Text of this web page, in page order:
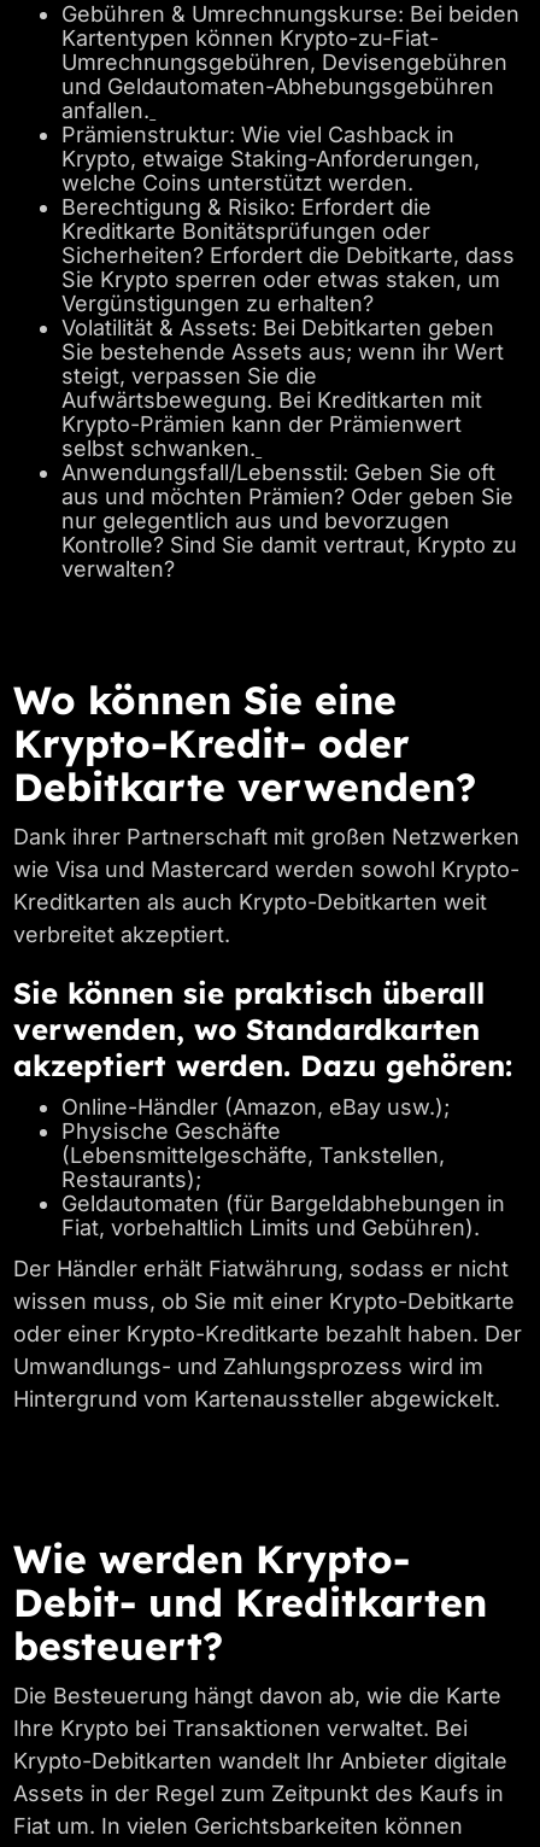
Gebühren & Umrechnungskurse: Bei beiden
Kartentypen können Krypto-zu-Fiat-
Umrechnungsgebühren, Devisengebühren
und Geldautomaten-Abhebungsgebühren
anfallen.
Prämienstruktur: Wie viel Cashback in
Krypto, etwaige Staking-Anforderungen,
welche Coins unterstützt werden.
Berechtigung & Risiko: Erfordert die
Kreditkarte Bonitätsprüfungen oder
Sicherheiten? Erfordert die Debitkarte, dass
Sie Krypto sperren oder etwas staken, um
Vergünstigungen zu erhalten?
Volatilität & Assets: Bei Debitkarten geben
Sie bestehende Assets aus; wenn ihr Wert
steigt, verpassen Sie die
Aufwärtsbewegung. Bei Kreditkarten mit
Krypto-Prämien kann der Prämienwert
selbst schwanken.
Anwendungsfall/Lebensstil: Geben Sie oft
aus und möchten Prämien? Oder geben Sie
nur gelegentlich aus und bevorzugen
Kontrolle? Sind Sie damit vertraut, Krypto zu
verwalten?
Wo können Sie eine
Krypto-Kredit- oder
Debitkarte verwenden?
Dank ihrer Partnerschaft mit großen Netzwerken
wie Visa und Mastercard werden sowohl Krypto-
Kreditkarten als auch Krypto-Debitkarten weit
verbreitet akzeptiert.
Sie können sie praktisch überall
verwenden, wo Standardkarten
akzeptiert werden. Dazu gehören:
Online-Händler (Amazon, eBay usw.);
Physische Geschäfte
(Lebensmittelgeschäfte, Tankstellen,
Restaurants);
Geldautomaten (für Bargeldabhebungen in
Fiat, vorbehaltlich Limits und Gebühren).
Der Händler erhält Fiatwährung, sodass er nicht
wissen muss, ob Sie mit einer Krypto-Debitkarte
oder einer Krypto-Kreditkarte bezahlt haben. Der
Umwandlungs- und Zahlungsprozess wird im
Hintergrund vom Kartenaussteller abgewickelt.
Wie werden Krypto-
Debit- und Kreditkarten
besteuert?
Die Besteuerung hängt davon ab, wie die Karte
Ihre Krypto bei Transaktionen verwaltet. Bei
Krypto-Debitkarten wandelt Ihr Anbieter digitale
Assets in der Regel zum Zeitpunkt des Kaufs in
Fiat um. In vielen Gerichtsbarkeiten können